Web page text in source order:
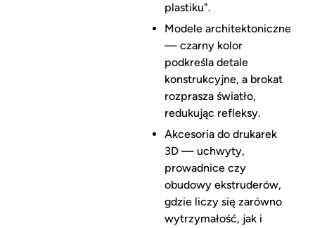
plastiku".
Modele architektoniczne
— czarny kolor
podkreśla detale
konstrukcyjne, a brokat
rozprasza światło,
redukując refleksy.
Akcesoria do drukarek
3D — uchwyty,
prowadnice czy
obudowy ekstruderów,
gdzie liczy się zarówno
wytrzymałość, jak i